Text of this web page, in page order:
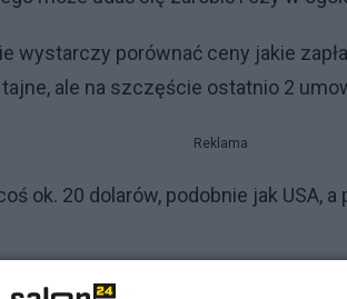
wystarczy porównać ceny jakie
ale na szczęście ostatnio 2
Reklama
ok. 20 dolarów, podobnie jak USA,
Kolumbii cena za dawkę wynosi 12